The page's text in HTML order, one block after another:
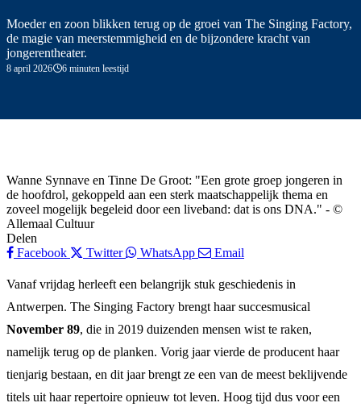
Moeder en zoon blikken terug op de groei van The Singing Factory,
de magie van meerstemmigheid en de bijzondere kracht van
jongerentheater.
8 april 2026 6 minuten leestijd
Wanne Synnave en Tinne De Groot: "Een grote groep jongeren in
de hoofdrol, gekoppeld aan een sterk maatschappelijk thema en
zoveel mogelijk begeleid door een liveband: dat is ons DNA." - ©
Allemaal Cultuur
Delen
Facebook
Twitter WhatsApp Email
Vanaf vrijdag herleeft een belangrijk stuk geschiedenis in
Antwerpen. The Singing Factory brengt haar succesmusical
November 89, die in 2019 duizenden mensen wist te raken,
namelijk terug op de planken. Vorig jaar vierde de producent haar
tienjarig bestaan, en dit jaar brengt ze een van de meest beklijvende
titels uit haar repertoire opnieuw tot leven. Hoog tijd dus voor een